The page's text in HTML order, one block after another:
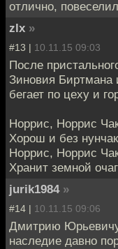
отлично,
zlx »
#13 | 10.11.15 09:03
После
Зиновия Биртмана
бегает по цеху и
Норрис, Норрис
Хорош и без
Норрис, Норрис
Хранит земной
jurik1984 »
#14 | 10.11.15 09:06
Дмитрию Юрьевичу
наследие давно